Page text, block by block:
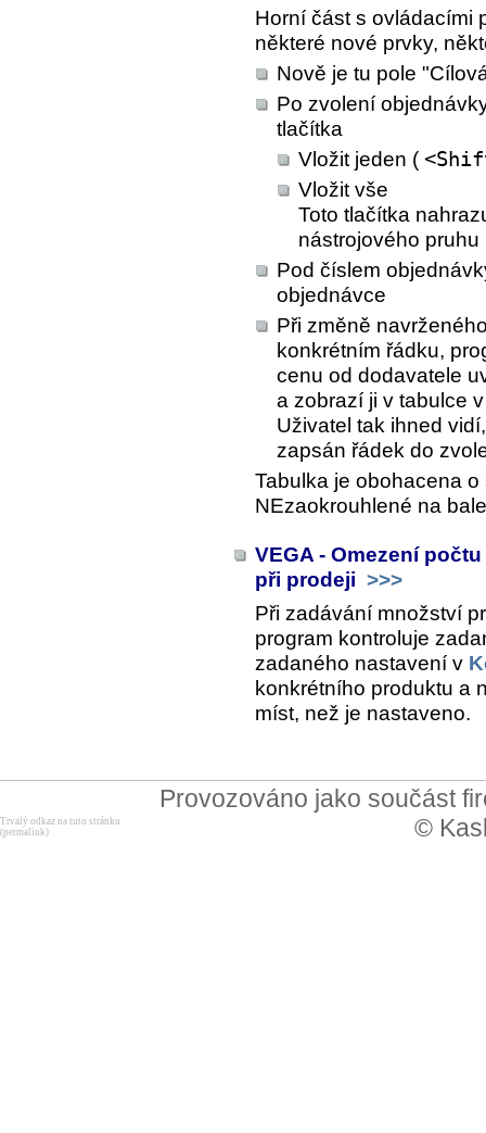
Horní část s ovládacími
některé nové prvky,
Nově je tu pole
Po zvolení
tlačítka
Vložit jeden (
Vložit vše
Toto tlačítka
nástrojového pruhu
Pod číslem
objednávce
Při změně
konkrétním řádku,
cenu od dodavatele
a zobrazí ji v tabulce
Uživatel tak ihned
zapsán řádek do
Tabulka je obohacena
NEzaokrouhlené na
VEGA - Omezení
při prodeji >>>
Při zadávání množství
program kontroluje
zadaného nastavení v
konkrétního produktu a
míst, než je nastaveno.
Provozováno jako součást
©
Trvalý odkaz na tuto stránku
(permalink)